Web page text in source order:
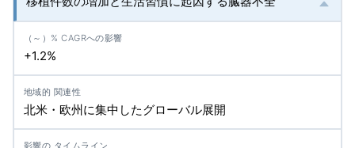
+1.2%
北米・欧州に集中したグローバル展開